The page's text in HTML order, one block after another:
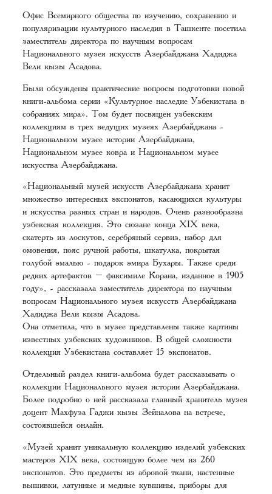
Офис Всемирного общества по изучению, сохранению и
популяризации культурного наследия в Ташкенте посетила
заместитель директора по научным вопросам
Национального музея искусств Азербайджана Хадиджа
Вели кызы Асадова.
Были обсуждены практические вопросы подготовки новой
книги-альбома серии «Культурное наследие Узбекистана в
собраниях мира». Том будет посвящен узбекским
коллекциям в трех ведущих музеях Азербайджана -
Национальном музее истории Азербайджана,
Национальном музее ковра и Национальном музее
искусства Азербайджана.
«Национальный музей искусств Азербайджана хранит
множество интересных экспонатов, касающихся культуры
и искусства разных стран и народов. Очень разнообразна
узбекская коллекция. Это сюзане конца XIX века,
скатерть из лоскутов, серебряный сервиз, набор для
омовения, пояс ручной работы, шкатулка, покрытая
голубой эмалью - подарок эмира Бухары. Также среди
редких артефактов – факсимиле Корана, изданное в 1905
году», - рассказала заместитель директора по научным
вопросам Национального музея искусств Азербайджана
Хадиджа Вели кызы Асадова.
Она отметила, что в музее представлены также картины
известных узбекских художников. В общей сложности
коллекция Узбекистана составляет 15 экспонатов.
Отдельный раздел книги-альбома будет рассказывать о
коллекции Национального музея истории Азербайджана.
Более подробно о ней рассказала главный хранитель музея
доцент Махфуза Гаджи кызы Зейналова на встрече,
состоявшейся онлайн.
«Музей хранит уникальную коллекцию изделий узбекских
мастеров XIX века, состоящую более чем из 260
экспонатов. Это предметы из абровой ткани, настенные
вышивки, латунные и медные кувшины, приборы для